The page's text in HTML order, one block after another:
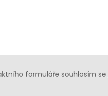
formuláře souhlasím se